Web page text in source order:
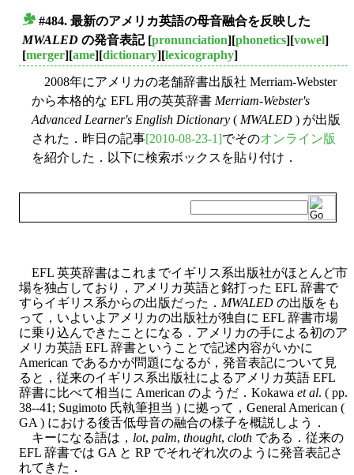
#484. 最新のアメリカ英語の母音融合を反映した
MWALED の発音表記[pronunciation][phonetics][vowel]
[merger][ame][dictionary][lexicography]
2008年にアメリカの老舗辞書出版社 Merriam-Webster
から本格的な EFL 用の英英辞書 Merriam-Webster's
Advanced Learner's English Dictionary ( MWALED ) が出版
された．昨日の記事[2010-08-23-1]でそのオンライン版
を紹介した．以下に検索ボックスを貼り付け．
EFL 英英辞書はこれまでイギリス系出版社がほとんど市
場を独占しており，アメリカ英語と銘打った EFL 辞書で
すらイギリス系からの出版だった． MWALED の出版をも
って，いよいよアメリカの出版社が独自に EFL 辞書市場
に乗り込んできたことになる．アメリカの手による初のア
メリカ英語 EFL 辞書ということで記述内容がいかに
American であるかが問題になるが，発音表記について見
ると，従来のイギリス系出版社によるアメリカ英語 EFL
辞書に比べて相当に American のようだ．Kokawa et al. ( pp.
38--41; Sugimoto 氏執筆担当 ) に拠って，General American (
GA ) における後舌低母音の融合の様子を概説しよう．
キーになる語は， lot, palm, thought, cloth である．従来の
EFL 辞書では GA と RP でそれぞれ次のように発音表記さ
れてきた．